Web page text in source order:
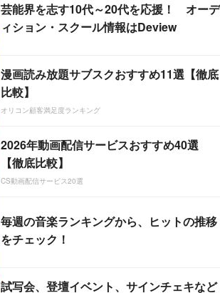
芸能界を志す10代～20代を応援！ オーデ
ィション・スクール情報はDeview
漫画読み放題サブスクおすすめ11選【徹底
比較】
オリコン顧客満足度ランキング
2026年動画配信サービスおすすめ40選
【徹底比較】
CS動画配信サービス20選
毎週の音楽ランキングから、ヒットの推移
をチェック！
試写会、登壇イベント、サインチェキなど